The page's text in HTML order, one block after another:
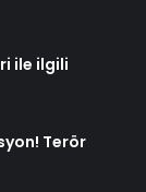
ile ilgili
Terör